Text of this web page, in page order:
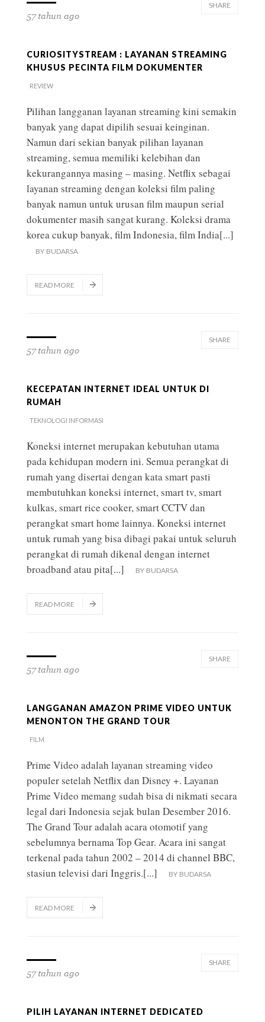
57 tahun ago
SHARE
CURIOSITYSTREAM : LAYANAN STREAMING
KHUSUS PECINTA FILM DOKUMENTER
REVIEW
Pilihan langganan layanan streaming kini semakin
banyak yang dapat dipilih sesuai keinginan.
Namun dari sekian banyak pilihan layanan
streaming, semua memiliki kelebihan dan
kekurangannya masing – masing. Netflix sebagai
layanan streaming dengan koleksi film paling
banyak namun untuk urusan film maupun serial
dokumenter masih sangat kurang. Koleksi drama
korea cukup banyak, film Indonesia, film India[...]
BY BUDARSA
READ MORE
57 tahun ago
SHARE
KECEPATAN INTERNET IDEAL UNTUK DI
RUMAH
TEKNOLOGI INFORMASI
Koneksi internet merupakan kebutuhan utama
pada kehidupan modern ini. Semua perangkat di
rumah yang disertai dengan kata smart pasti
membutuhkan koneksi internet, smart tv, smart
kulkas, smart rice cooker, smart CCTV dan
perangkat smart home lainnya. Koneksi internet
untuk rumah yang bisa dibagi pakai untuk seluruh
perangkat di rumah dikenal dengan internet
broadband atau pita[...] BY BUDARSA
READ MORE
57 tahun ago
SHARE
LANGGANAN AMAZON PRIME VIDEO UNTUK
MENONTON THE GRAND TOUR
FILM
Prime Video adalah layanan streaming video
populer setelah Netflix dan Disney +. Layanan
Prime Video memang sudah bisa di nikmati secara
legal dari Indonesia sejak bulan Desember 2016.
The Grand Tour adalah acara otomotif yang
sebelumnya bernama Top Gear. Acara ini sangat
terkenal pada tahun 2002 – 2014 di channel BBC,
stasiun televisi dari Inggris.[...] BY BUDARSA
READ MORE
57 tahun ago
SHARE
PILIH LAYANAN INTERNET DEDICATED